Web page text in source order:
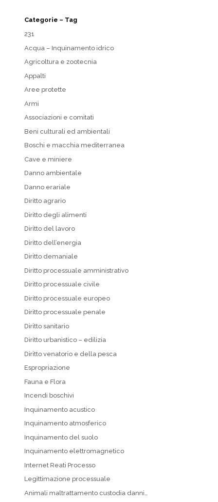
Categorie – Tag
231
Acqua – Inquinamento idrico
Agricoltura e zootecnia
Appalti
Aree protette
Armi
Associazioni e comitati
Beni culturali ed ambientali
Boschi e macchia mediterranea
Cave e miniere
Danno ambientale
Danno erariale
Diritto agrario
Diritto degli alimenti
Diritto del lavoro
Diritto dell’energia
Diritto demaniale
Diritto processuale amministrativo
Diritto processuale civile
Diritto processuale europeo
Diritto processuale penale
Diritto sanitario
Diritto urbanistico – edilizia
Diritto venatorio e della pesca
Espropriazione
Fauna e Flora
Incendi boschivi
Inquinamento acustico
Inquinamento atmosferico
Inquinamento del suolo
Inquinamento elettromagnetico
Internet Reati Processo
Legittimazione processuale
Animali maltrattamento custodia danni…